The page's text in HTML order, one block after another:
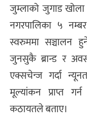
जुम्लाको जुगाड खोला
नगरपालिका ५
स्वरुममा सञ्चालन
जुनसुकै ब्रान्ड र
एक्सचेन्ज गर्दा
मूल्यांकन प्राप्त
कठायतले बताए।